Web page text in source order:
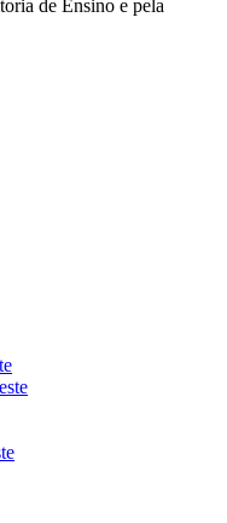
de Ensino e pela